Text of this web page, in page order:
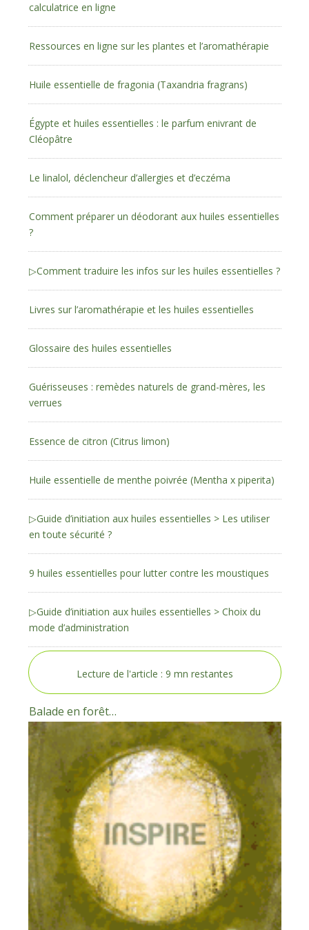
calculatrice en ligne
Ressources en ligne sur les plantes et l’aromathérapie
Huile essentielle de fragonia (Taxandria fragrans)
Égypte et huiles essentielles : le parfum enivrant de
Cléopâtre
Le linalol, déclencheur d’allergies et d’eczéma
Comment préparer un déodorant aux huiles essentielles
?
▷Comment traduire les infos sur les huiles essentielles ?
Livres sur l’aromathérapie et les huiles essentielles
Glossaire des huiles essentielles
Guérisseuses : remèdes naturels de grand-mères, les
verrues
Essence de citron (Citrus limon)
Huile essentielle de menthe poivrée (Mentha x piperita)
▷Guide d’initiation aux huiles essentielles > Les utiliser
en toute sécurité ?
9 huiles essentielles pour lutter contre les moustiques
▷Guide d’initiation aux huiles essentielles > Choix du
mode d’administration
Lecture de l'article : 9 mn restantes
Balade en forêt…